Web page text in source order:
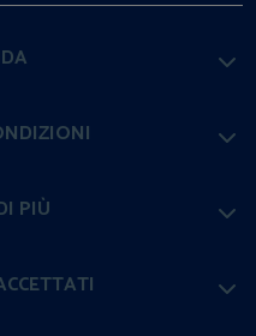
PIÙ